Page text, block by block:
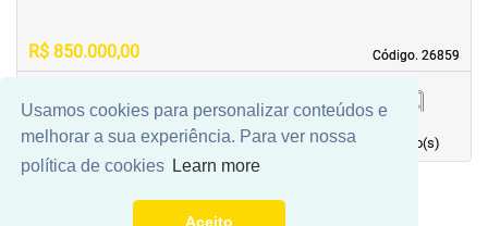
Usamos cookies para personalizar conteúdos e
melhorar a sua experiência. Para ver nossa
política de cookies Learn more
Aceito
Código. 26859
Código. 26859
R$ 850.000,00
Área principal
quarto(s)
Vaga(s)
banho(s)